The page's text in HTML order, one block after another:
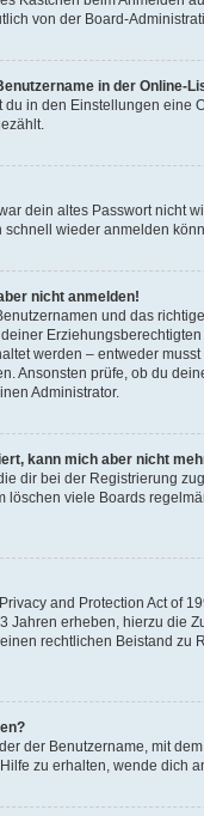
von der Board-
in der Online-
in den Einstellungen eine
dein altes Passwort nicht
wieder anmelden
nicht anmelden!
und das
werden – entweder
Ansonsten prüfe, ob du
Administrator.
kann mich aber nicht
dir bei der Registrierung
löschen viele Boards
and Protection Act of
Jahren erheben, hierzu die
rechtlichen Beistand
der Benutzername, mit
zu erhalten, wende dich